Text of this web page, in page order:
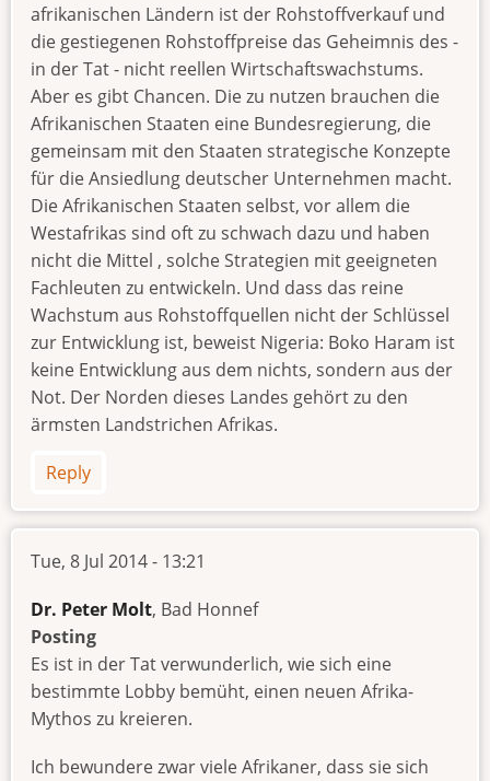
afrikanischen Ländern ist der Rohstoffverkauf und
die gestiegenen Rohstoffpreise das Geheimnis des -
in der Tat - nicht reellen Wirtschaftswachstums.
Aber es gibt Chancen. Die zu nutzen brauchen die
Afrikanischen Staaten eine Bundesregierung, die
gemeinsam mit den Staaten strategische Konzepte
für die Ansiedlung deutscher Unternehmen macht.
Die Afrikanischen Staaten selbst, vor allem die
Westafrikas sind oft zu schwach dazu und haben
nicht die Mittel , solche Strategien mit geeigneten
Fachleuten zu entwickeln. Und dass das reine
Wachstum aus Rohstoffquellen nicht der Schlüssel
zur Entwicklung ist, beweist Nigeria: Boko Haram ist
keine Entwicklung aus dem nichts, sondern aus der
Not. Der Norden dieses Landes gehört zu den
ärmsten Landstrichen Afrikas.
Reply
Tue, 8 Jul 2014 - 13:21
Dr. Peter Molt, Bad Honnef
Posting
Es ist in der Tat verwunderlich, wie sich eine
bestimmte Lobby bemüht, einen neuen Afrika-
Mythos zu kreieren.
Ich bewundere zwar viele Afrikaner, dass sie sich